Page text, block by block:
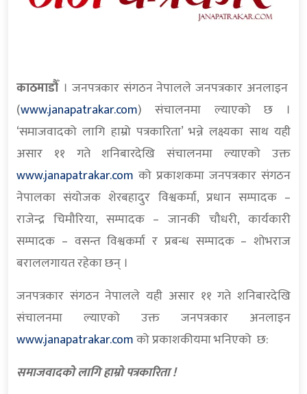
काठमाडौँ। जनपत्रकार संगठन नेपालले जनपत्रकार अनलाइन
(www.janapatrakar.com) संचालनमा ल्याएको छ ।
‘समाजवादको लागि हाम्रो पत्रकारिता’ भन्ने लक्ष्यका साथ यही
असार ११ गते शनिबारदेखि संचालनमा ल्याएको उक्त
www.janapatrakar.com को प्रकाशकमा जनपत्रकार संगठन
नेपालका संयोजक शेरबहादुर विश्वकर्मा, प्रधान सम्पादक –
राजेन्द्र चिमौरिया, सम्पादक – जानकी चौधरी, कार्यकारी
सम्पादक – वसन्त विश्वकर्मा र प्रबन्ध सम्पादक – शोभराज
बराललगायत रहेका छन् ।
जनपत्रकार संगठन नेपालले यही असार ११ गते शनिबारदेखि
संचालनमा ल्याएको उक्त जनपत्रकार अनलाइन
www.janapatrakar.comको प्रकाशकीयमा भनिएको छ:
समाजवादको लागि हाम्रो पत्रकारिता !